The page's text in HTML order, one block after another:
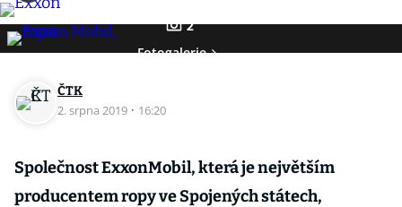
2
Fotogalerie
ČTK
2. srpna 2019 · 16:20
Společnost ExxonMobil, která je největším
producentem ropy ve Spojených státech,